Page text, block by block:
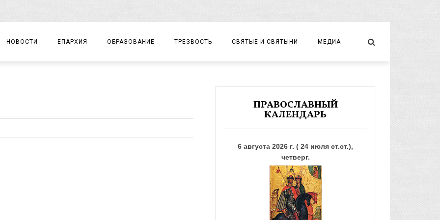
НОВОСТИ ЕПАРХИЯ
ДОКУМЕНТЫ
ЕПАРХИАЛЬНЫЕ ОТДЕЛЫ
ОБРАЗОВАНИЕ
ДЕТСКИЙ ТУРИЗМ
ТРЕЗВОСТЬ
ЗАМЕТКИ
СВЯТЫЕ И СВЯТЫНИ МЕДИА
ФОТО
ПРАВОСЛАВНЫЙ
КАЛЕНДАРЬ
6 августа 2026 г. ( 24 июля ст.ст.),
четверг.